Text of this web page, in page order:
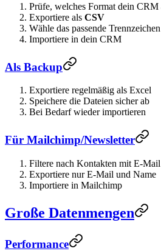
Prüfe, welches Format dein CRM
Exportiere als CSV
Wähle das passende Trennzeichen
Importiere in dein CRM
Als Backup
Exportiere regelmäßig als Excel
Speichere die Dateien sicher ab
Bei Bedarf wieder importieren
Für Mailchimp/Newsletter
Filtere nach Kontakten mit E-Mail
Exportiere nur E-Mail und Name
Importiere in Mailchimp
Große Datenmengen
Performance